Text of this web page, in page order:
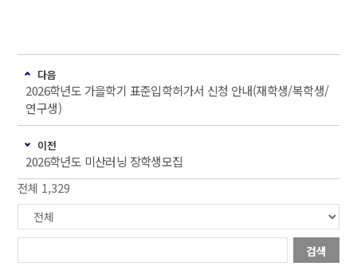
다음
2026학년도 가을학기 표준입학허가서 신청 안내(재학생/복학생/
연구생)
이전
2026학년도 미산러닝 장학생모집
전체 1,329
검색